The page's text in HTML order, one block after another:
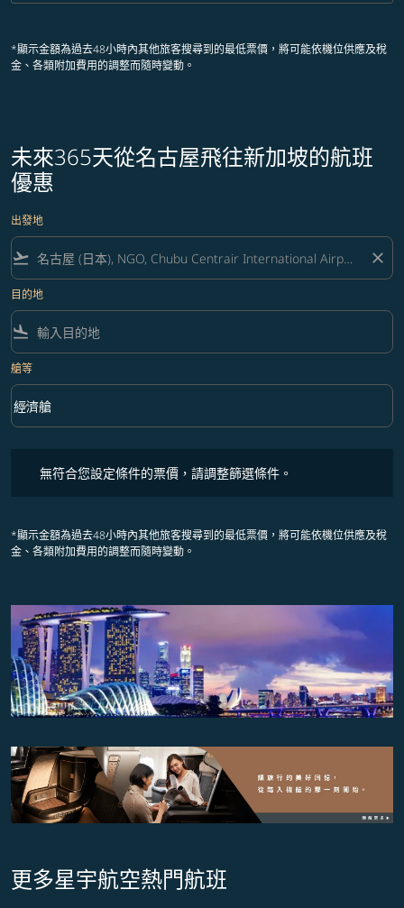
*顯示金額為過去48小時內其他旅客搜尋到的最低票價，將可能依機位供應及稅
金、各類附加費用的調整而隨時變動。
未來365天從名古屋飛往新加坡的航班
優惠
出發地
flight_takeoff close
目的地
flight_land
艙等
艙等 option 經濟艙 Selected
經濟艙
keyboard_arrow_down
無符合您設定條件的票價，請調整篩選條件。
*顯示金額為過去48小時內其他旅客搜尋到的最低票價，將可能依機位供應及稅
金、各類附加費用的調整而隨時變動。
更多星宇航空熱門航班